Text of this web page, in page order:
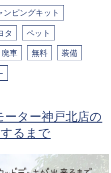
ンピングキット
タ ペット
廃車 無料 装備
ーター神戸北店の
るまで